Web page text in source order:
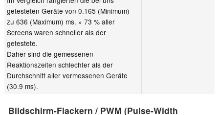
getesteten Geräte von 0.165 (Minimum)
zu 636 (Maximum) ms. » 73 % aller
Screens waren schneller als der
getestete.
Daher sind die gemessenen
Reaktionszeiten schlechter als der
Durchschnitt aller vermessenen Geräte
(30.9 ms).
Bildschirm-Flackern / PWM (Pulse-Width